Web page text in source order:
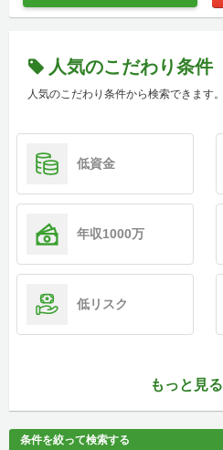
人気のこだわり条件
人気のこだわり条件から検索できます。
低資金
年収1000万
低リスク
もっと見る
条件を絞って検索する